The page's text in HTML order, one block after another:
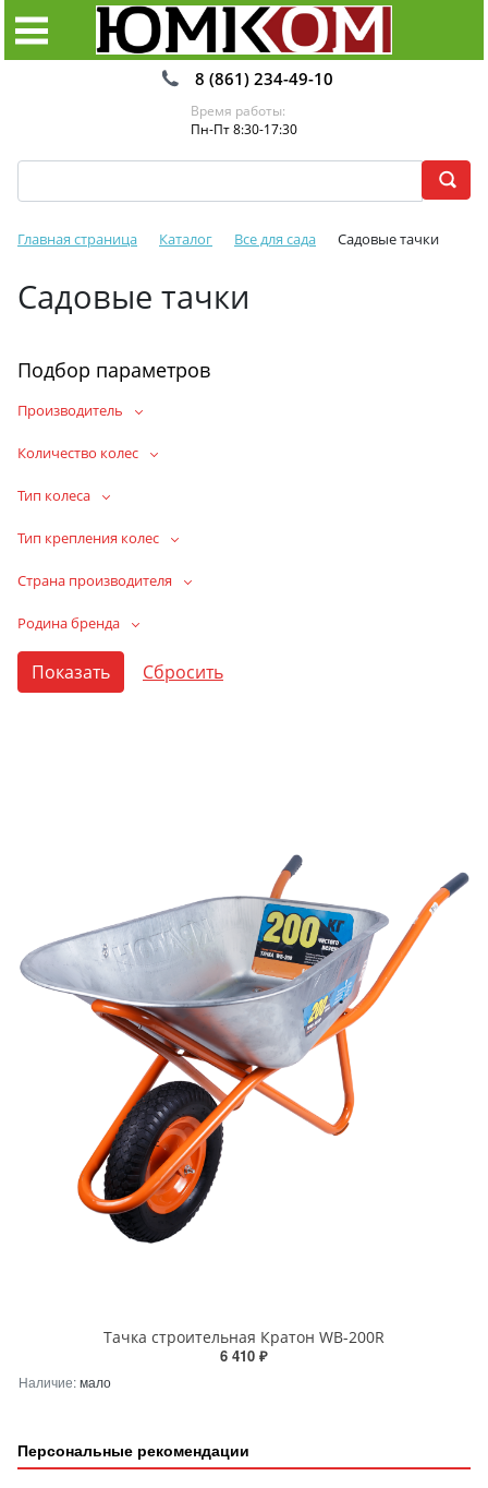
8 (861) 234-49-10
Время работы:
Пн-Пт 8:30-17:30
Главная страница Каталог Все для сада Садовые тачки
Садовые тачки
Подбор параметров
Производитель
Количество колес
Тип колеса
Тип крепления колес
Страна производителя
Родина бренда
Тачка строительная Кратон WB-200R
6 410 ₽
Наличие:мало
Персональные рекомендации